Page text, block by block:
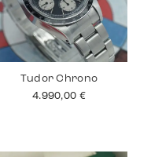
Tudor Chrono
4.990,00 €